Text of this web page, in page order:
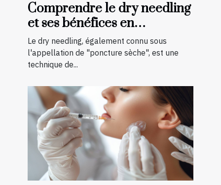
Comprendre le dry needling
et ses bénéfices en
physiothérapie
Le dry needling, également connu sous
l'appellation de "poncture sèche", est une
technique de...